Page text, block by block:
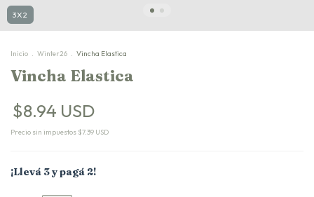
3X2
Inicio Winter26 Vincha Elastica
Vincha Elastica
$8.94 USD
Precio sin impuestos $7.39 USD
¡Llevá 3 y pagá 2!